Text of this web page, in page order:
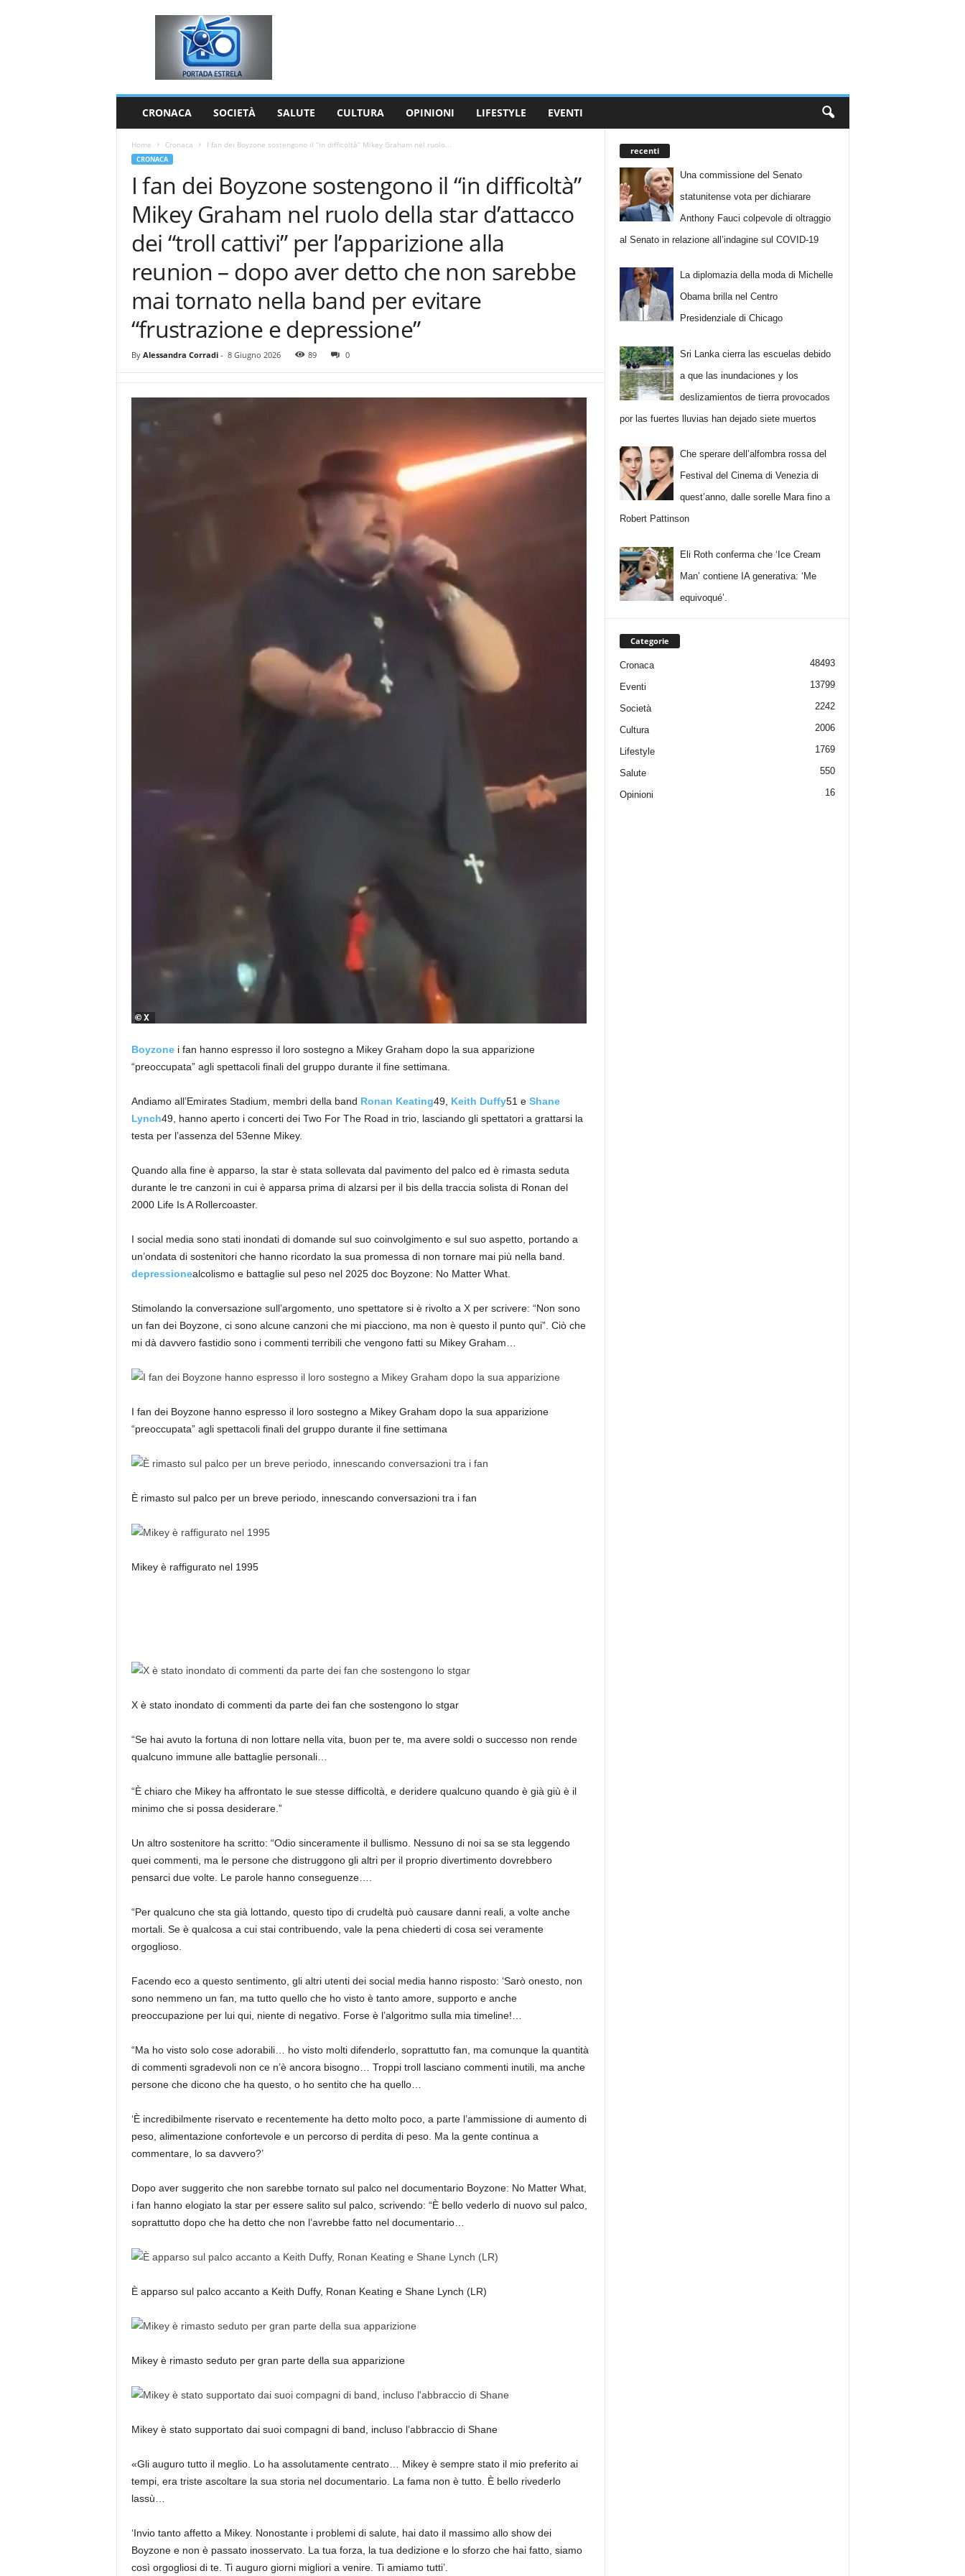
CRONACA SOCIETÀ SALUTE CULTURA OPINIONI LIFESTYLE EVENTI
Home Cronaca I fan dei Boyzone sostengono il “in difficoltà” Mikey Graham nel ruolo...
CRONACA
I fan dei Boyzone sostengono il “in difficoltà”
Mikey Graham nel ruolo della star d’attacco
dei “troll cattivi” per l’apparizione alla
reunion – dopo aver detto che non sarebbe
mai tornato nella band per evitare
“frustrazione e depressione”
By Alessandra Corradi- 8 Giugno 2026 89 0
Boyzonei fan hanno espresso il loro sostegno a Mikey Graham dopo la sua apparizione
“preoccupata” agli spettacoli finali del gruppo durante il fine settimana.
Andiamo all’Emirates Stadium, membri della band Ronan Keating49, Keith Duffy51 e Shane
Lynch49, hanno aperto i concerti dei Two For The Road in trio, lasciando gli spettatori a grattarsi la
testa per l’assenza del 53enne Mikey.
Quando alla fine è apparso, la star è stata sollevata dal pavimento del palco ed è rimasta seduta
durante le tre canzoni in cui è apparsa prima di alzarsi per il bis della traccia solista di Ronan del
2000 Life Is A Rollercoaster.
I social media sono stati inondati di domande sul suo coinvolgimento e sul suo aspetto, portando a
un’ondata di sostenitori che hanno ricordato la sua promessa di non tornare mai più nella band.
depressionealcolismo e battaglie sul peso nel 2025 doc Boyzone: No Matter What.
Stimolando la conversazione sull’argomento, uno spettatore si è rivolto a X per scrivere: “Non sono
un fan dei Boyzone, ci sono alcune canzoni che mi piacciono, ma non è questo il punto qui”. Ciò che
mi dà davvero fastidio sono i commenti terribili che vengono fatti su Mikey Graham…
I fan dei Boyzone hanno espresso il loro sostegno a Mikey Graham dopo la sua apparizione
“preoccupata” agli spettacoli finali del gruppo durante il fine settimana
È rimasto sul palco per un breve periodo, innescando conversazioni tra i fan
Mikey è raffigurato nel 1995
X è stato inondato di commenti da parte dei fan che sostengono lo stgar
“Se hai avuto la fortuna di non lottare nella vita, buon per te, ma avere soldi o successo non rende
qualcuno immune alle battaglie personali…
“È chiaro che Mikey ha affrontato le sue stesse difficoltà, e deridere qualcuno quando è già giù è il
minimo che si possa desiderare.”
Un altro sostenitore ha scritto: “Odio sinceramente il bullismo. Nessuno di noi sa se sta leggendo
quei commenti, ma le persone che distruggono gli altri per il proprio divertimento dovrebbero
pensarci due volte. Le parole hanno conseguenze….
“Per qualcuno che sta già lottando, questo tipo di crudeltà può causare danni reali, a volte anche
mortali. Se è qualcosa a cui stai contribuendo, vale la pena chiederti di cosa sei veramente
orgoglioso.
Facendo eco a questo sentimento, gli altri utenti dei social media hanno risposto: ‘Sarò onesto, non
sono nemmeno un fan, ma tutto quello che ho visto è tanto amore, supporto e anche
preoccupazione per lui qui, niente di negativo. Forse è l’algoritmo sulla mia timeline!…
“Ma ho visto solo cose adorabili… ho visto molti difenderlo, soprattutto fan, ma comunque la quantità
di commenti sgradevoli non ce n’è ancora bisogno… Troppi troll lasciano commenti inutili, ma anche
persone che dicono che ha questo, o ho sentito che ha quello…
‘È incredibilmente riservato e recentemente ha detto molto poco, a parte l’ammissione di aumento di
peso, alimentazione confortevole e un percorso di perdita di peso. Ma la gente continua a
commentare, lo sa davvero?’
Dopo aver suggerito che non sarebbe tornato sul palco nel documentario Boyzone: No Matter What,
i fan hanno elogiato la star per essere salito sul palco, scrivendo: “È bello vederlo di nuovo sul palco,
soprattutto dopo che ha detto che non l’avrebbe fatto nel documentario…
È apparso sul palco accanto a Keith Duffy, Ronan Keating e Shane Lynch (LR)
Mikey è rimasto seduto per gran parte della sua apparizione
Mikey è stato supportato dai suoi compagni di band, incluso l’abbraccio di Shane
«Gli auguro tutto il meglio. Lo ha assolutamente centrato… Mikey è sempre stato il mio preferito ai
tempi, era triste ascoltare la sua storia nel documentario. La fama non è tutto. È bello rivederlo
lassù…
‘Invio tanto affetto a Mikey. Nonostante i problemi di salute, hai dato il massimo allo show dei
Boyzone e non è passato inosservato. La tua forza, la tua dedizione e lo sforzo che hai fatto, siamo
così orgogliosi di te. Ti auguro giorni migliori a venire. Ti amiamo tutti’.
recenti
Una commissione del Senato
statunitense vota per dichiarare
Anthony Fauci colpevole di oltraggio
al Senato in relazione all’indagine sul COVID-19
La diplomazia della moda di Michelle
Obama brilla nel Centro
Presidenziale di Chicago
Sri Lanka cierra las escuelas debido
a que las inundaciones y los
deslizamientos de tierra provocados
por las fuertes lluvias han dejado siete muertos
Che sperare dell’alfombra rossa del
Festival del Cinema di Venezia di
quest’anno, dalle sorelle Mara fino a
Robert Pattinson
Eli Roth conferma che ‘Ice Cream
Man’ contiene IA generativa: ‘Me
equivoqué’.
Categorie
Cronaca 48493
Eventi 13799
Società 2242
Cultura 2006
Lifestyle 1769
Salute 550
Opinioni 16